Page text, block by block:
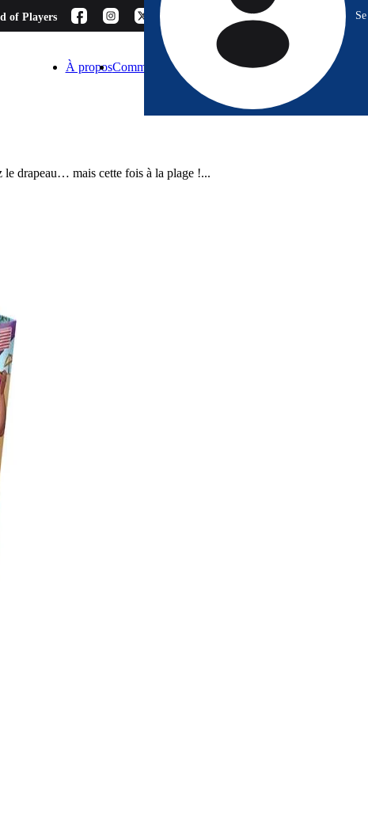
of Players
À proposComment choisir ? BlogEspace Pro Contact
le drapeau… mais cette fois à la plage !...